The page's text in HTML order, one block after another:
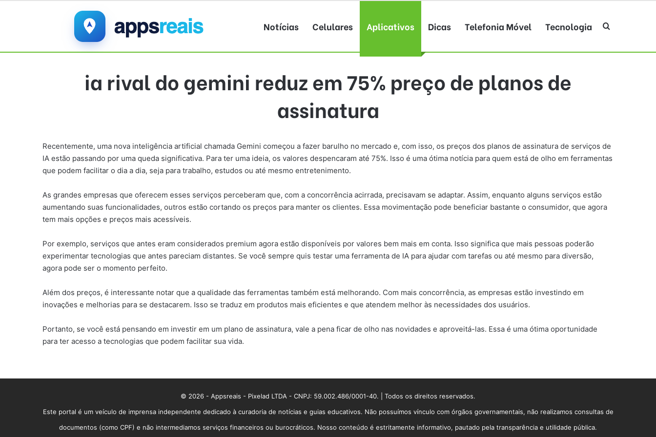
Notícias Celulares Aplicativos Dicas Telefonia Móvel Tecnologia Procurar por
ia rival do gemini reduz em 75% preço de planos de
assinatura
Recentemente, uma nova inteligência artificial chamada Gemini começou a fazer barulho no mercado e, com isso, os preços dos planos de assinatura de serviços de
IA estão passando por uma queda significativa. Para ter uma ideia, os valores despencaram até 75%. Isso é uma ótima notícia para quem está de olho em ferramentas
que podem facilitar o dia a dia, seja para trabalho, estudos ou até mesmo entretenimento.
As grandes empresas que oferecem esses serviços perceberam que, com a concorrência acirrada, precisavam se adaptar. Assim, enquanto alguns serviços estão
aumentando suas funcionalidades, outros estão cortando os preços para manter os clientes. Essa movimentação pode beneficiar bastante o consumidor, que agora
tem mais opções e preços mais acessíveis.
Por exemplo, serviços que antes eram considerados premium agora estão disponíveis por valores bem mais em conta. Isso significa que mais pessoas poderão
experimentar tecnologias que antes pareciam distantes. Se você sempre quis testar uma ferramenta de IA para ajudar com tarefas ou até mesmo para diversão,
agora pode ser o momento perfeito.
Além dos preços, é interessante notar que a qualidade das ferramentas também está melhorando. Com mais concorrência, as empresas estão investindo em
inovações e melhorias para se destacarem. Isso se traduz em produtos mais eficientes e que atendem melhor às necessidades dos usuários.
Portanto, se você está pensando em investir em um plano de assinatura, vale a pena ficar de olho nas novidades e aproveitá-las. Essa é uma ótima oportunidade
para ter acesso a tecnologias que podem facilitar sua vida.
© 2026 - Appsreais - Pixelad LTDA - CNPJ: 59.002.486/0001-40. | Todos os direitos reservados.
Este portal é um veículo de imprensa independente dedicado à curadoria de notícias e guias educativos. Não possuímos vínculo com órgãos governamentais, não realizamos consultas de
documentos (como CPF) e não intermediamos serviços financeiros ou burocráticos. Nosso conteúdo é estritamente informativo, pautado pela transparência e utilidade pública.